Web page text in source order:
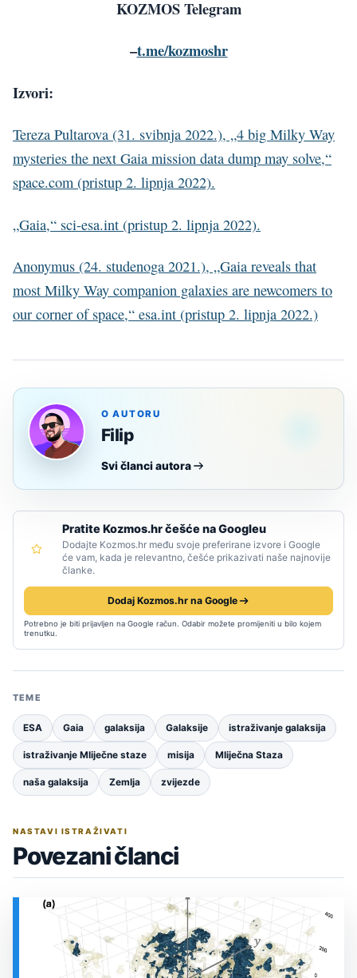
KOZMOS Telegram
–t.me/kozmoshr
Izvori:
Tereza Pultarova (31. svibnja 2022.), „4 big Milky Way
mysteries the next Gaia mission data dump may solve,“
space.com (pristup 2. lipnja 2022).
„Gaia,“ sci-esa.int (pristup 2. lipnja 2022).
Anonymus (24. studenoga 2021.), „Gaia reveals that
most Milky Way companion galaxies are newcomers to
our corner of space,“ esa.int (pristup 2. lipnja 2022.)
O AUTORU
Filip
Svi članci autora
Pratite Kozmos.hr češće na Googleu
Dodajte Kozmos.hr među svoje preferirane izvore i Google
će vam, kada je relevantno, češće prikazivati naše najnovije
članke.
Dodaj Kozmos.hr na Google
Potrebno je biti prijavljen na Google račun. Odabir možete promijeniti u bilo kojem
trenutku.
TEME
ESA Gaia galaksija Galaksije istraživanje galaksija
istraživanje Mliječne staze misija Mliječna Staza
naša galaksija Zemlja zvijezde
NASTAVI ISTRAŽIVATI
Povezani članci